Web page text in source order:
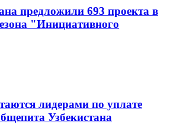
предложили 693 проекта в
"Инициативного
лидерами по уплате
Узбекистана